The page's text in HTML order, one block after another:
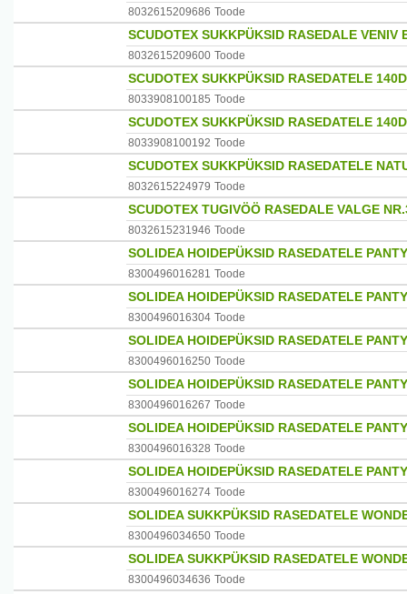
8032615209686 Toode
SCUDOTEX SUKKPÜKSID RASEDALE VENIV
8032615209600 Toode
SCUDOTEX SUKKPÜKSID RASEDATELE
8033908100185 Toode
SCUDOTEX SUKKPÜKSID RASEDATELE
8033908100192 Toode
SCUDOTEX SUKKPÜKSID RASEDATELE
8032615224979 Toode
SCUDOTEX TUGIVÖÖ RASEDALE VALGE
8032615231946 Toode
SOLIDEA HOIDEPÜKSID RASEDATELE
8300496016281 Toode
SOLIDEA HOIDEPÜKSID RASEDATELE
8300496016304 Toode
SOLIDEA HOIDEPÜKSID RASEDATELE
8300496016250 Toode
SOLIDEA HOIDEPÜKSID RASEDATELE
8300496016267 Toode
SOLIDEA HOIDEPÜKSID RASEDATELE
8300496016328 Toode
SOLIDEA HOIDEPÜKSID RASEDATELE
8300496016274 Toode
SOLIDEA SUKKPÜKSID RASEDATELE
8300496034650 Toode
SOLIDEA SUKKPÜKSID RASEDATELE
8300496034636 Toode